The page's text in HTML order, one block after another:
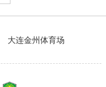
大连金州体育场